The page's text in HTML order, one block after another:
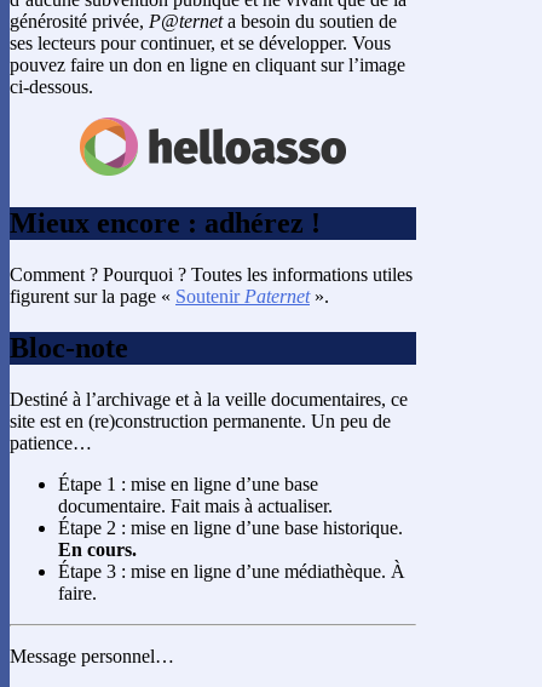
générosité privée, P@terneta besoin du soutien de
ses lecteurs pour continuer, et se développer. Vous
pouvez faire un don en ligne en cliquant sur l’image
ci-dessous.
Mieux encore : adhérez !
Comment ? Pourquoi ? Toutes les informations utiles
figurent sur la page « Soutenir Paternet».
Bloc-note
Destiné à l’archivage et à la veille documentaires, ce
site est en (re)construction permanente. Un peu de
patience…
Étape 1 : mise en ligne d’une base
documentaire. Fait mais à actualiser.
Étape 2 : mise en ligne d’une base historique.
En cours.
Étape 3 : mise en ligne d’une médiathèque. À
faire.
Message personnel…